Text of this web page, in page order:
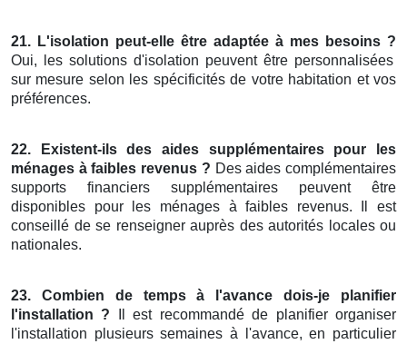
21. L'isolation peut-elle être adaptée à mes besoins ?
Oui, les solutions d'isolation peuvent être personnalisées
sur mesure selon les spécificités de votre habitation et vos
préférences.
22. Existent-ils des aides supplémentaires pour les
ménages à faibles revenus ? Des aides complémentaires
supports financiers supplémentaires peuvent être
disponibles pour les ménages à faibles revenus. Il est
conseillé de se renseigner auprès des autorités locales ou
nationales.
23. Combien de temps à l'avance dois-je planifier
l'installation ? Il est recommandé de planifier organiser
l'installation plusieurs semaines à l'avance, en particulier